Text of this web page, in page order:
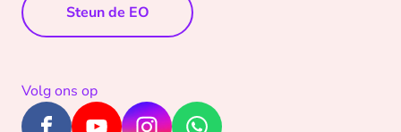
Steun de EO
Volg ons op